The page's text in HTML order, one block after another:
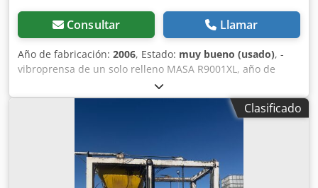
Consultar Llamar
Año de fabricación: 2006, Estado: muy bueno (usado), -
vibroprensa de un solo relleno MASA R9001XL, año de
fabricación 2006 - alimentador para el elevador
acumulador - elevador acumulador - carro multifurca
Liftmobil II - elevador desacumulador - área de
cepillo de limpieza - aceitado de palets - volteador de
palets - almacén de palets para 20 uds. - alimentador de
Clasificado